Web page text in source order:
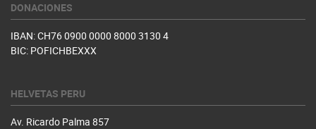
DONACIONES
IBAN: CH76 0900 0000 8000 3130 4
BIC: POFICHBEXXX
HELVETAS PERU
Av. Ricardo Palma 857